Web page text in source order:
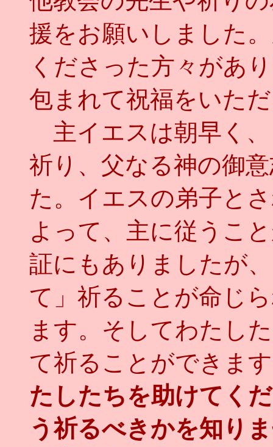
援をお願いしました
くださった方々があ
包まれて祝福をいた
主イエスは朝早く
祈り、父なる神の御
た。イエスの弟子と
よって、主に従うこ
証にもありましたが
て」祈ることが命じ
ます。そしてわたし
て祈ることができま
たしたちを助けてく
う祈るべきかを知り